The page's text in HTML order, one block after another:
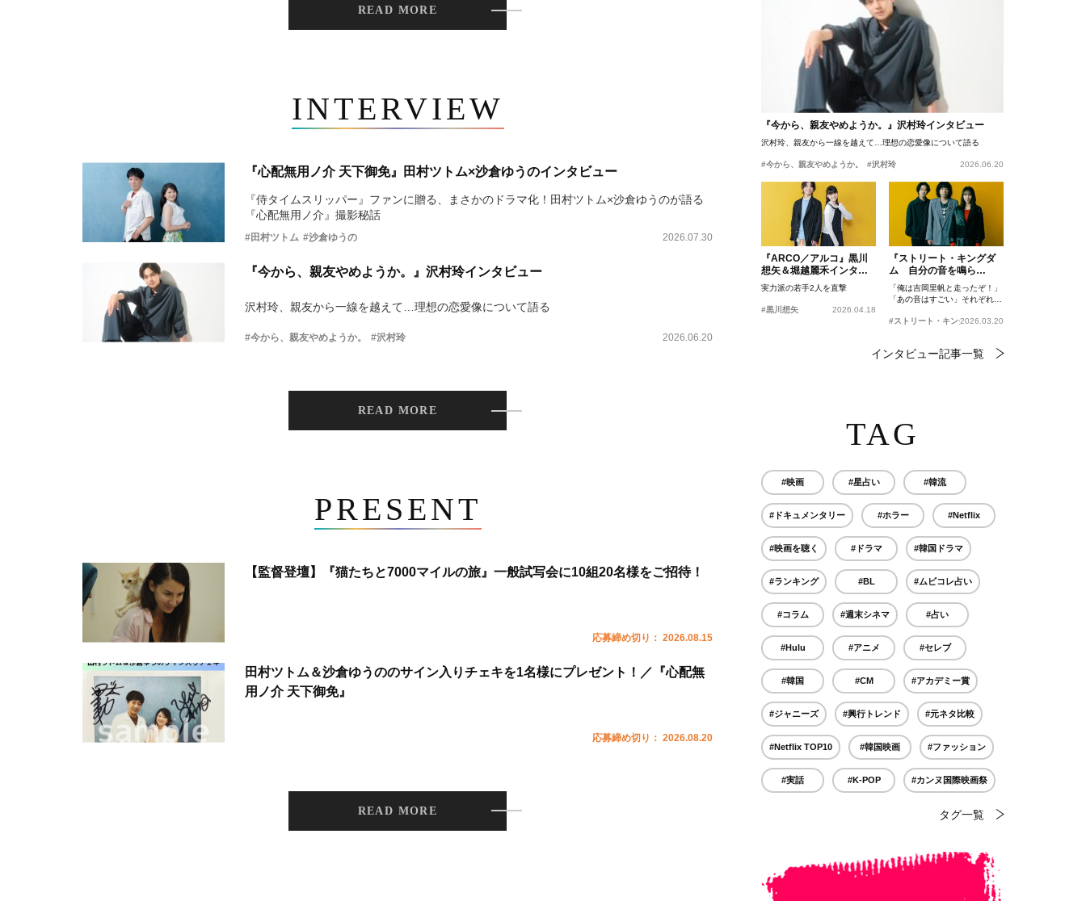
READ MORE
INTERVIEW
『心配無用ノ介 天下御免』田村ツトム×沙倉ゆうのインタビュー
『侍タイムスリッパー』ファンに贈る、まさかのドラマ化！田村ツトム×沙倉ゆうのが語る
『心配無用ノ介』撮影秘話
#田村ツトム #沙倉ゆうの 2026.07.30
『今から、親友やめようか。』沢村玲インタビュー
沢村玲、親友から一線を越えて…理想の恋愛像について語る
#今から、親友やめようか。 #沢村玲 2026.06.20
READ MORE
PRESENT
【監督登壇】『猫たちと7000マイルの旅』一般試写会に10組20名様をご招待！
応募締め切り： 2026.08.15
田村ツトム＆沙倉ゆうののサイン入りチェキを1名様にプレゼント！／『心配無
用ノ介 天下御免』
応募締め切り： 2026.08.20
READ MORE
『今から、親友やめようか。』沢村玲インタビュー
沢村玲、親友から一線を越えて…理想の恋愛像について語る
#今から、親友やめようか。 #沢村玲 2026.06.20
『ARCO／アルコ』黒川
想矢＆堀越麗禾インタビ
ュー
実力派の若手2人を直撃
#黒川想矢 2026.04.18
『ストリート・キングダ
ム 自分の音を鳴ら
せ。』峯田和伸、若葉竜
也、吉岡里帆インタビュ
ー
「俺は吉岡里帆と走ったぞ！」
「あの音はすごい」それぞれの
#ストリート・キングダム 自分の音を鳴らせ。
2026.03.20
インタビュー記事一覧
TAG
#映画 #星占い #韓流
#ドキュメンタリー #ホラー #Netflix
#映画を聴く #ドラマ #韓国ドラマ
#ランキング #BL #ムビコレ占い
#コラム #週末シネマ #占い
#Hulu #アニメ #セレブ
#韓国 #CM #アカデミー賞
#ジャニーズ #興行トレンド #元ネタ比較
#Netflix TOP10 #韓国映画 #ファッション
#実話 #K-POP #カンヌ国際映画祭
タグ一覧